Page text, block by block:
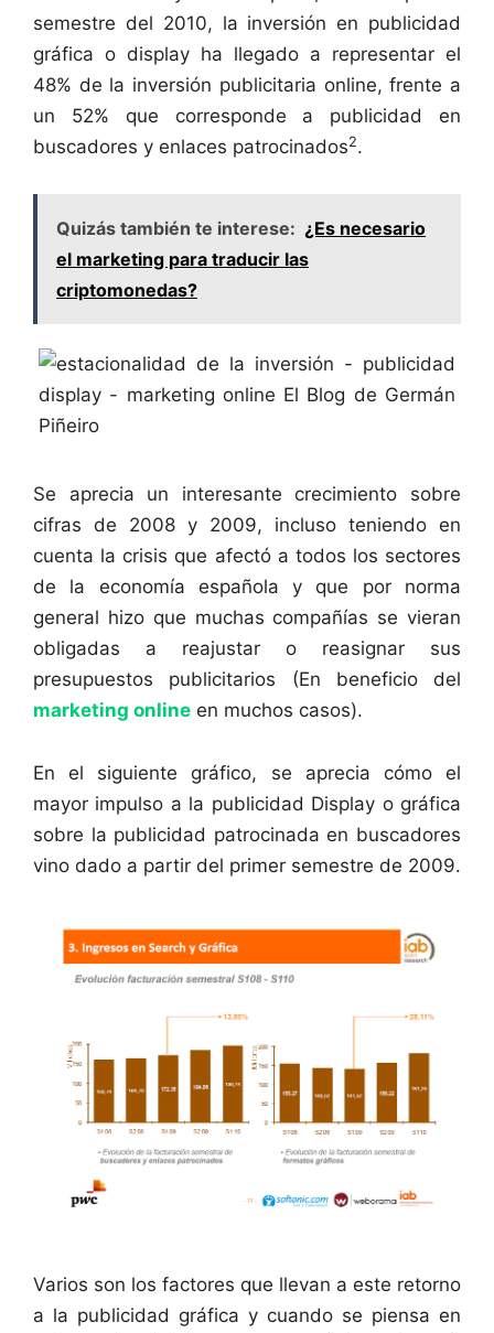
semestre del 2010, la inversión en publicidad
gráfica o display ha llegado a representar el
48% de la inversión publicitaria online, frente a
un 52% que corresponde a publicidad en
buscadores y enlaces patrocinados2.
Quizás también te interese: ¿Es necesario
el marketing para traducir las
criptomonedas?
Se aprecia un interesante crecimiento sobre
cifras de 2008 y 2009, incluso teniendo en
cuenta la crisis que afectó a todos los sectores
de la economía española y que por norma
general hizo que muchas compañías se vieran
obligadas a reajustar o reasignar sus
presupuestos publicitarios (En beneficio del
marketing online en muchos casos).
En el siguiente gráfico, se aprecia cómo el
mayor impulso a la publicidad Display o gráfica
sobre la publicidad patrocinada en buscadores
vino dado a partir del primer semestre de 2009.
Varios son los factores que llevan a este retorno
a la publicidad gráfica y cuando se piensa en